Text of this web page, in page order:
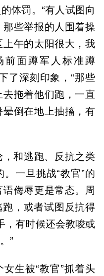
体罚。“有人试图向
些举报的人围着操
午的太阳很大，我
面蹲军人标准蹲
了深刻印象，“那些
拖着他们跑，一直
倒在地上抽搐，有
和逃跑、反抗之类
一旦挑战“教官”的
侮辱更是常态。周
跑，或者试图反抗得
，有时候还会教唆或
”
生被“教官”抓着头